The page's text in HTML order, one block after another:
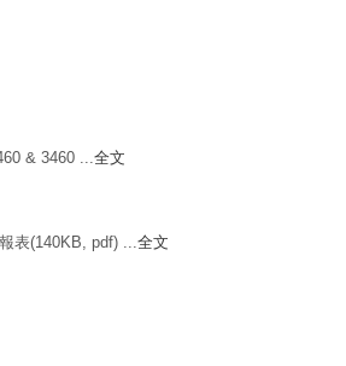
& 3460 ...全文
表(140KB, pdf) ...全文